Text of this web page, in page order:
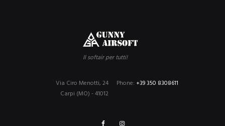
Il softair per tutti!
Phone: +39 350 8308611
Via Ciro Menotti, 24
Carpi (MO) - 41012